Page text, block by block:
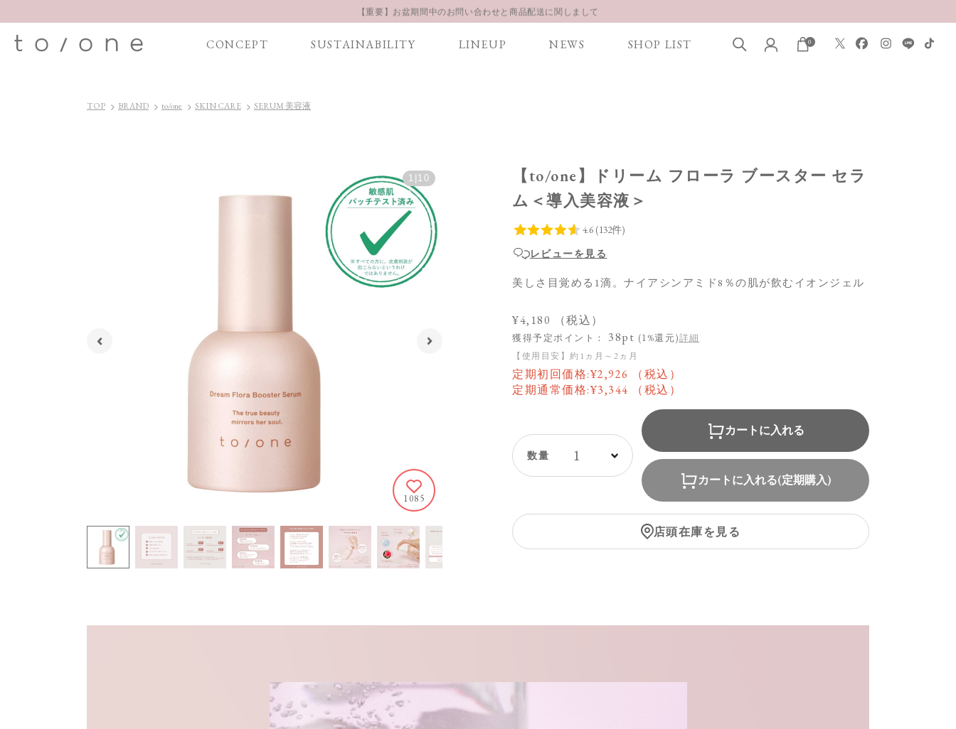
【重要】お盆期間中のお問い合わせと商品配送に関しまして
CONCEPT SUSTAINABILITY LINEUP NEWS SHOP LIST 0
TOP BRAND to/one SKIN CARE SERUM 美容液
1 10
1085
【to/one】ドリーム フローラ ブースター セラ
ム＜導入美容液＞
レビューを見る
美しさ目覚める1滴。ナイアシンアミド8％の肌が飲むイオンジェル
¥4,180 （税込）
獲得予定ポイント： 38pt (1%還元)詳細
【使用目安】約1ヵ月～2ヵ月
定期初回価格:¥2,926
（税込）
定期通常価格:¥3,344 （税込）
1
カートに入れる
カートに入れる(定期購入)
店頭在庫を見る